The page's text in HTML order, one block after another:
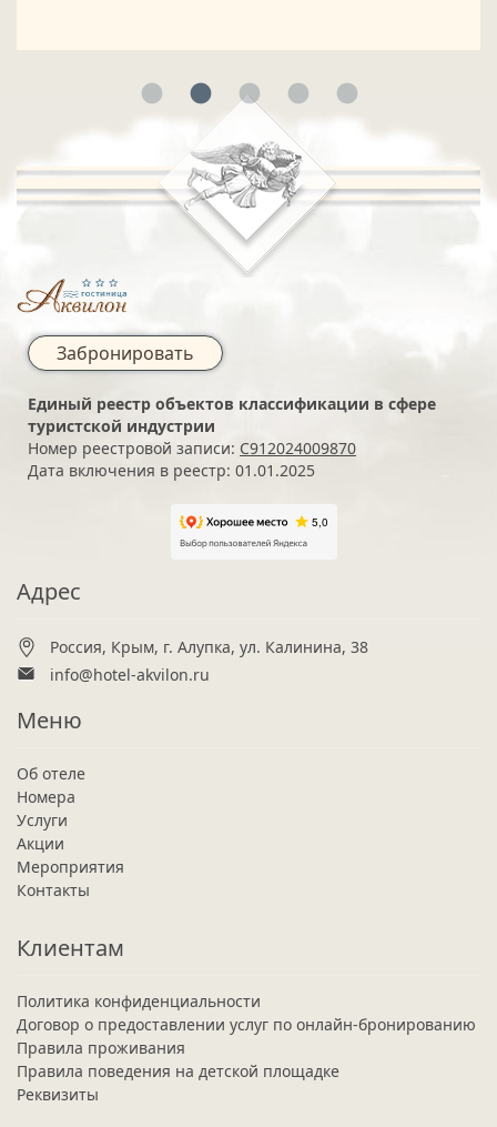
Забронировать
Единый реестр объектов классификации в сфере
туристской индустрии
Номер реестровой записи: С912024009870
Дата включения в реестр: 01.01.2025
Адрес
Россия, Крым, г. Алупка, ул. Калинина, 38
info@hotel-akvilon.ru
Меню
Об отеле
Номера
Услуги
Акции
Мероприятия
Контакты
Клиентам
Политика конфиденциальности
Договор о предоставлении услуг по онлайн-бронированию
Правила проживания
Правила поведения на детской площадке
Реквизиты